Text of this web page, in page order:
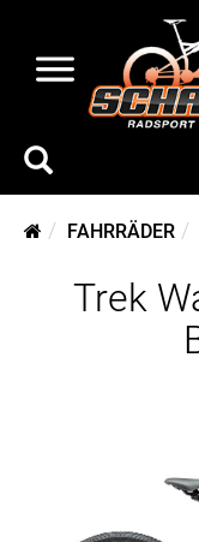
FAHRRÄDER
Trek